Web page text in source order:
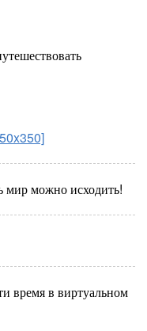
мир можно исходить!
время в виртуальном